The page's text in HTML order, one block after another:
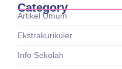
Category
Artikel Umum
Ekstrakurikuler
Info Sekolah